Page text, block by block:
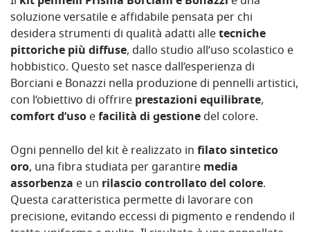
soluzione versatile e affidabile pensata per chi
desidera strumenti di qualità adatti alletecniche
pittoriche più diffuse, dallo studio all’uso scolastico e
hobbistico. Questo set nasce dall’esperienza di
Borciani e Bonazzi nella produzione di pennelli artistici,
con l’obiettivo di offrireprestazioni equilibrate,
comfort d’usoefacilità di gestionedel colore.
Ogni pennello del kit è realizzato infilato sintetico
oro, una fibra studiata per garantiremedia
assorbenza e un rilascio controllato del colore.
Questa caratteristica permette di lavorare con
precisione, evitando eccessi di pigmento e rendendo il